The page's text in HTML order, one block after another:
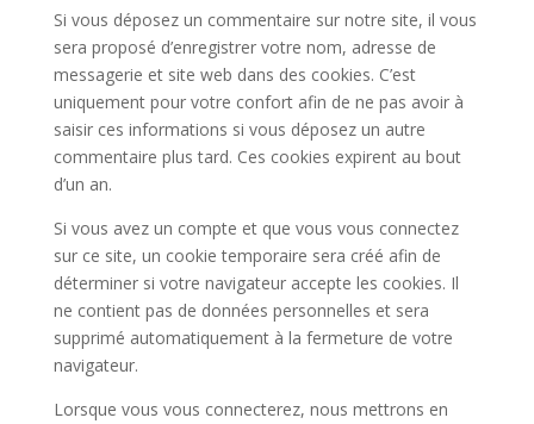
Si vous déposez un commentaire sur notre site, il vous
sera proposé d’enregistrer votre nom, adresse de
messagerie et site web dans des cookies. C’est
uniquement pour votre confort afin de ne pas avoir à
saisir ces informations si vous déposez un autre
commentaire plus tard. Ces cookies expirent au bout
d’un an.
Si vous avez un compte et que vous vous connectez
sur ce site, un cookie temporaire sera créé afin de
déterminer si votre navigateur accepte les cookies. Il
ne contient pas de données personnelles et sera
supprimé automatiquement à la fermeture de votre
navigateur.
Lorsque vous vous connecterez, nous mettrons en